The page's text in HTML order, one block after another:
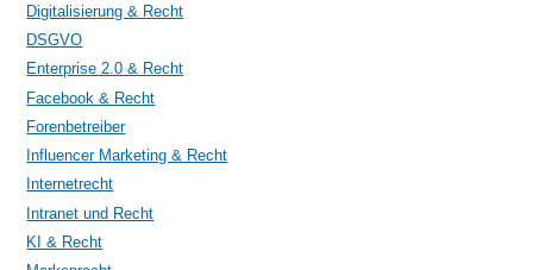
Digitalisierung & Recht
DSGVO
Enterprise 2.0 & Recht
Facebook & Recht
Forenbetreiber
Influencer Marketing & Recht
Internetrecht
Intranet und Recht
KI & Recht